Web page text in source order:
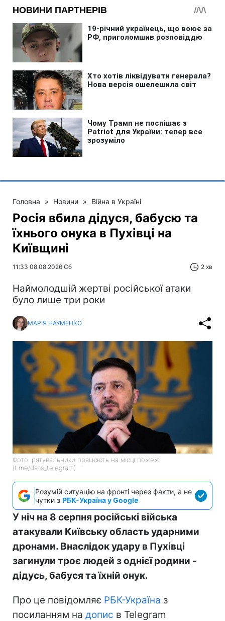
Головна » Новини » Війна в Україні
Росія вбила дідуся, бабусю та
їхнього онука в Пухівці на
Київщині
11:33 08.08.2026 Сб 2 хв
Наймолодшій жертві російської атаки
було лише три роки
МАРІЯ НАУМЕНКО
Фото: рятувальники працюють на місці пожежі
(t.me/dsns_telegram)
Розумій ситуацію на фронті через факти, а не
чутки з РБК-Україна у Google
У ніч на 8 серпня російські війська
атакували Київську область ударними
дронами. Внаслідок удару в Пухівці
загинули троє людей з однієї родини -
дідусь, бабуся та їхній онук.
Про це повідомляє РБК-Україна з
посиланням на допис в Telegram